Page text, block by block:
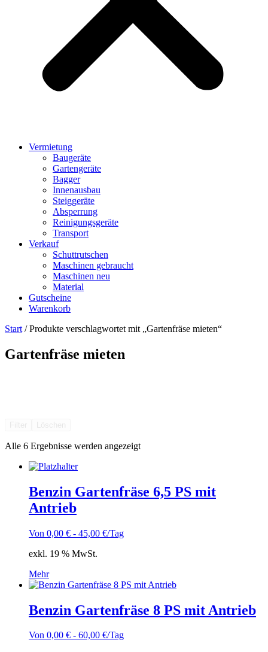
Vermietung
Baugeräte
Gartengeräte
Bagger
Innenausbau
Steiggeräte
Absperrung
Reinigungsgeräte
Transport
Verkauf
Schuttrutschen
Maschinen gebraucht
Maschinen neu
Material
Gutscheine
Warenkorb
Start / Produkte verschlagwortet mit „Gartenfräse mieten“
Gartenfräse mieten
Alle 6 Ergebnisse werden angezeigt
Benzin Gartenfräse 6,5 PS mit
Antrieb
Von 0,00 € - 45,00 €/Tag
exkl. 19 % MwSt.
Mehr
Benzin Gartenfräse 8 PS mit Antrieb
Von 0,00 € - 60,00 €/Tag